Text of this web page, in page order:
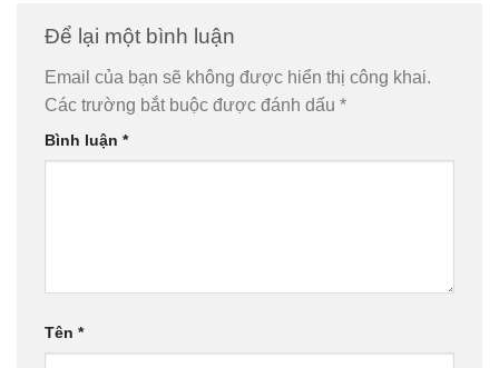
Để lại một bình luận
Email của bạn sẽ không được hiển thị công khai.
Các trường bắt buộc được đánh dấu *
Bình luận *
Tên *